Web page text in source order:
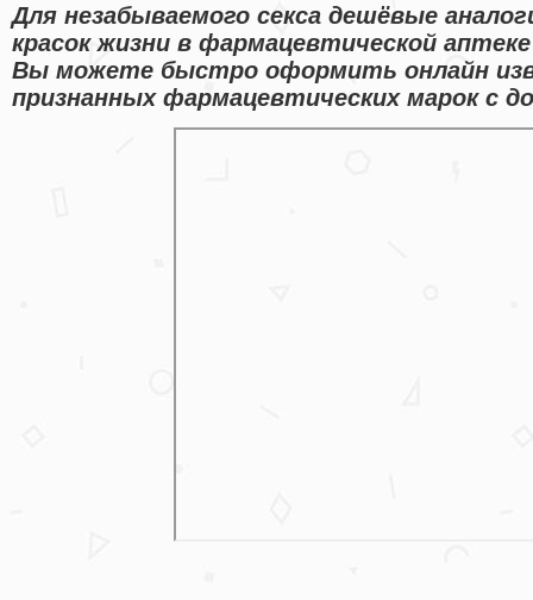
Для незабываемого секса дешёвые
красок жизни в фармацевтической
Вы можете быстро оформить онлайн
признанных фармацевтических марок с